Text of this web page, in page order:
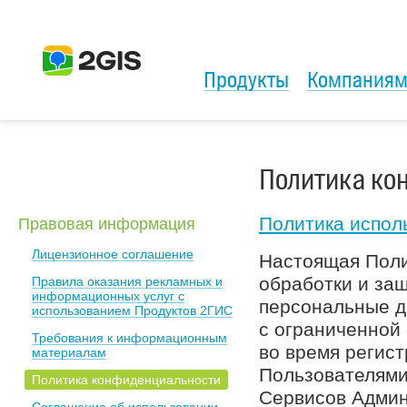
Продукты Компаниям
Правовая информация
Лицензионное соглашение
Правила оказания рекламных и
информационных услуг с
использованием Продуктов 2ГИС
Требования к информационным
материалам
Политика конфиденциальности
Политика
Политика
Настоящая
обработки и
персональные
с
во время
Cервисов